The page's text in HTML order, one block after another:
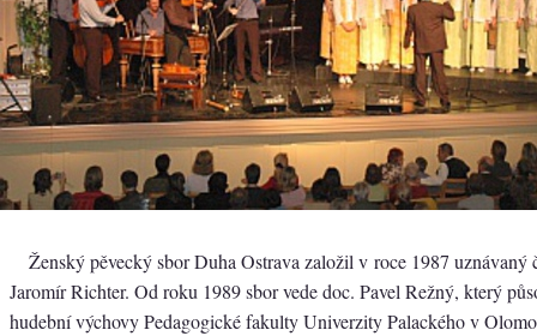
Ženský pěvecký sbor Duha Ostrava založil v roce 1987 uznávaný
Jaromír Richter. Od roku 1989 sbor vede doc. Pavel Režný, který
hudební výchovy Pedagogické fakulty Univerzity Palackého v